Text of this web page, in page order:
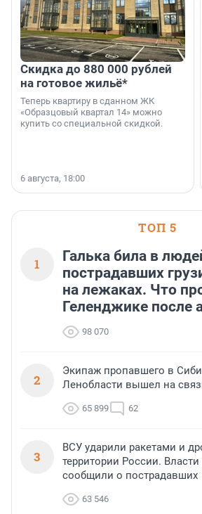
Скидка до 880 000 рублей
на готовое жильё*
Теперь квартиру в сданном ЖК
«Образцовый квартал 14» можно
купить со специальной скидкой.
6 августа, 18:00
ТОП 5
1
Галька била в
пострадавших
на лежаках. Что
Геленджике после
98 070
2
Экипаж пропавшего в
Ленобласти вышел на
65 899 62
3
ВСУ ударили ракетами и
территории России. Власти
сообщили о пострадавших
63 546